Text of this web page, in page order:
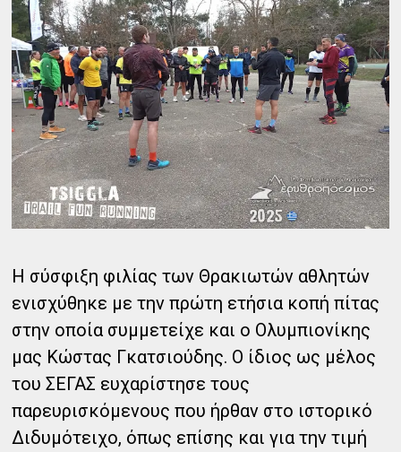
Η σύσφιξη φιλίας των Θρακιωτών αθλητών
ενισχύθηκε με την πρώτη ετήσια κοπή πίτας
στην οποία συμμετείχε και ο Ολυμπιονίκης
μας Κώστας Γκατσιούδης. Ο ίδιος ως μέλος
του ΣΕΓΑΣ ευχαρίστησε τους
παρευρισκόμενους που ήρθαν στο ιστορικό
Διδυμότειχο, όπως επίσης και για την τιμή